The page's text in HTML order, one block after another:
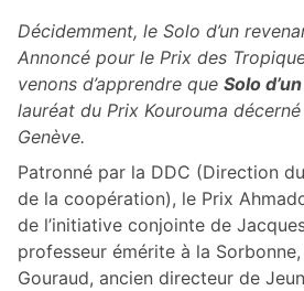
Décidemment, le Solo d’un
Annoncé pour le Prix des
venons d’apprendre que Solo
lauréat du Prix Kourouma
Genève.
Patronné par la DDC (Direction
de la coopération), le Prix
de l’initiative conjointe de
professeur émérite à la
Gouraud, ancien directeur de